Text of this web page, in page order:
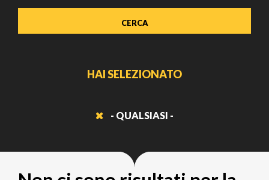
HAI SELEZIONATO
- QUALSIASI -